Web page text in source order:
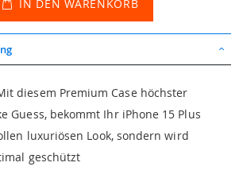
IN DEN WARENKORB
diesem Premium Case höchster
Guess, bekommt Ihr iPhone 15 Plus
luxuriösen Look, sondern wird
geschützt